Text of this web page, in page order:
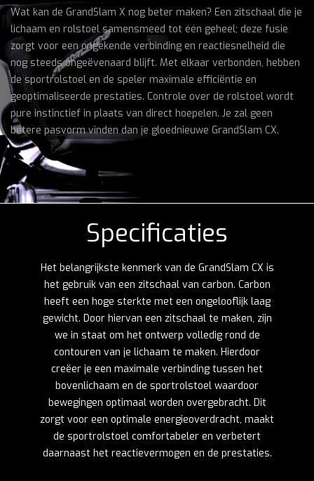
Wat kan de GrandSlam X nog beter maken? Een zitschaal die je
lichaam en rolstoel samensmeed tot één geheel; deze fusie
zorgt voor een ongekende verbinding en reactiesnelheid die
nog steeds ongeëvenaard blijft. Met elkaar verbonden, hebben
de sportrolstoel en de speler maximale efficiëntie en
geoptimaliseerde prestaties. Controle over de rolstoel wordt
pure instinctief in plaats van direct hoepelen. Je zal geen
betere pasvorm vinden dan je gloednieuwe GrandSlam CX.
Specificaties
Het belangrijkste kenmerk van de GrandSlam CX is
het gebruik van een zitschaal van carbon. Carbon
heeft een hoge sterkte met een ongelooflijk laag
gewicht. Door hiervan een zitschaal te maken, zijn
we in staat om het ontwerp volledig rond de
contouren van je lichaam te maken. Hierdoor
creëer je een maximale verbinding tussen het
bovenlichaam en de sportrolstoel waardoor
bewegingen optimaal worden overgebracht. Dit
zorgt voor een optimale energieoverdracht, maakt
de sportrolstoel comfortabeler en verbetert
daarnaast het reactievermogen en de prestaties.